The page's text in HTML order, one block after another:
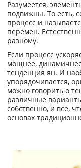
Разумеется,
подвижны. То есть,
процесс и
перемен.
разному.
Если процесс
мощнее,
тенденция ян. И
упорядочивается,
можно говорить о
различные
собственно, и все,
основах